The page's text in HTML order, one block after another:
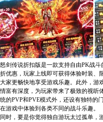
怒剑传说折扣版是一款支持自由PK战
折优惠，玩家上线即可获得体验时装、
大家更畅快地享受游戏乐趣。此外，游
情富有深度，为玩家带来了极致的视听
统的PVP和PVE模式外，还设有独特的
在游戏中体验到各类不同的战斗乐趣。
同时，要是你觉得独自游玩太过孤单